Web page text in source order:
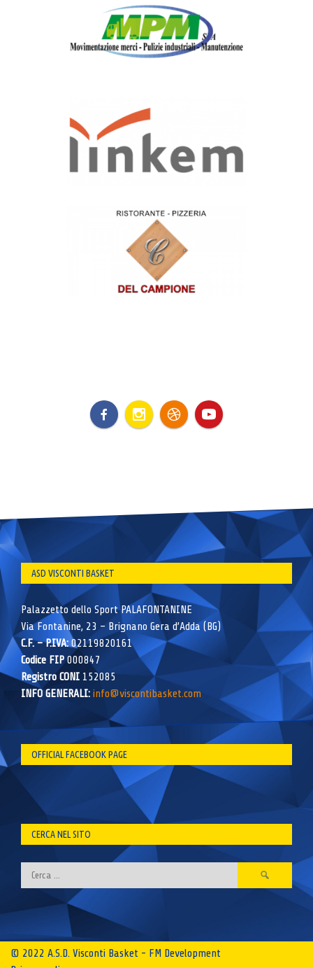
ASD VISCONTI BASKET
Palazzetto dello Sport PALAFONTANINE
Via Fontanine, 23 – Brignano Gera d’Adda (BG)
C.F. – P.IVA: 02119820161
Codice FIP000847
Registro CONI 152085
INFO GENERALI: info@viscontibasket.com
OFFICIAL FACEBOOK PAGE
CERCA NEL SITO
Ricerca
per:
© 2022 A.S.D. Visconti Basket - FM Development